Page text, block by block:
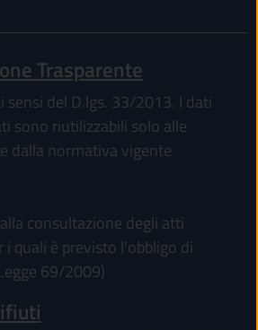
Trasparente
sensi del D.lgs. 33/2013. I dati
sono riutilizzabili solo alle
dalla normativa vigente
consultazione degli atti
quali è previsto l'obbligo di
69/2009)